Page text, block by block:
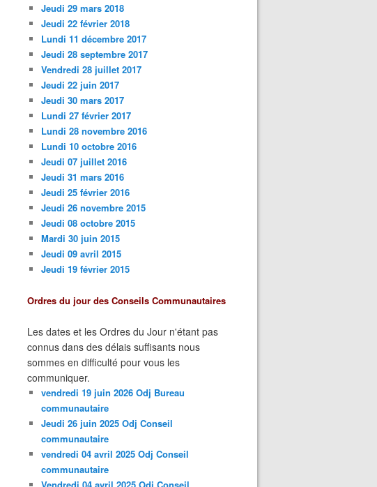
Jeudi 29 mars 2018
Jeudi 22 février 2018
Lundi 11 décembre 2017
Jeudi 28 septembre 2017
Vendredi 28 juillet 2017
Jeudi 22 juin 2017
Jeudi 30 mars 2017
Lundi 27 février 2017
Lundi 28 novembre 2016
Lundi 10 octobre 2016
Jeudi 07 juillet 2016
Jeudi 31 mars 2016
Jeudi 25 février 2016
Jeudi 26 novembre 2015
Jeudi 08 octobre 2015
Mardi 30 juin 2015
Jeudi 09 avril 2015
Jeudi 19 février 2015
Ordres du jour des Conseils Communautaires
Les dates et les Ordres du Jour n'étant pas
connus dans des délais suffisants nous
sommes en difficulté pour vous les
communiquer.
vendredi 19 juin 2026 Odj Bureau
communautaire
Jeudi 26 juin 2025 Odj Conseil
communautaire
vendredi 04 avril 2025 Odj Conseil
communautaire